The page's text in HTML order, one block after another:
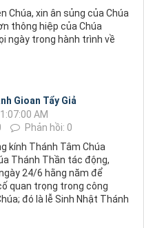
Chúa, xin ân sủng của Chúa
thông hiệp của Chúa
ngày trong hành trình về
Gioan Tẩy Giả
AM
Phản hồi: 0
kính Thánh Tâm Chúa
Thánh Thần tác động,
24/6 hằng năm để
quan trọng trong công
đó là lễ Sinh Nhật Thánh